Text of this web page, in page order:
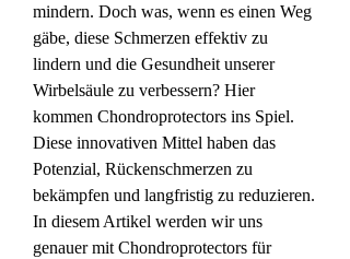
mindern. Doch was, wenn es einen Weg
gäbe, diese Schmerzen effektiv zu
lindern und die Gesundheit unserer
Wirbelsäule zu verbessern? Hier
kommen Chondroprotectors ins Spiel.
Diese innovativen Mittel haben das
Potenzial, Rückenschmerzen zu
bekämpfen und langfristig zu reduzieren.
In diesem Artikel werden wir uns
genauer mit Chondroprotectors für